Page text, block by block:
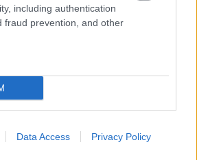
including authentication
fraud prevention, and other
Data Access Privacy Policy
nem fogja
korábbi